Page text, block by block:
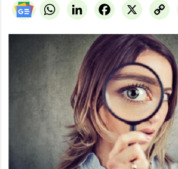
WhatsAppLinkedIn X
Facebook